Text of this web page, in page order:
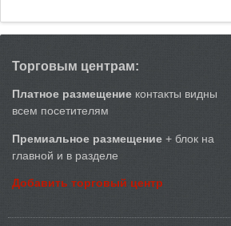
Торговым центрам:
Платное размещение контакты видны
всем посетителям
Премиальное размещение + блок на
главной и в разделе
Добавить торговый центр